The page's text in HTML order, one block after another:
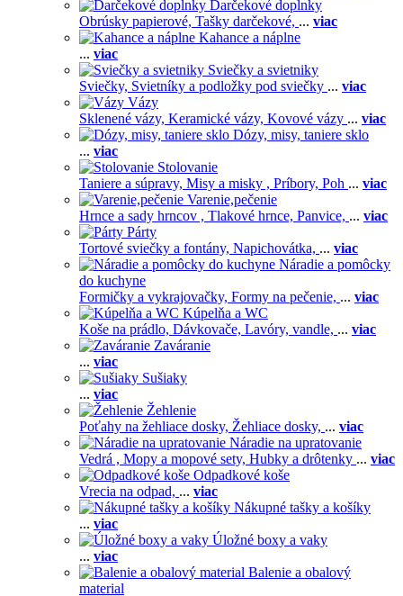
Darčekové doplnky
Obrúsky papierové, Tašky darčekové, ... viac
Kahance a náplne
... viac
Sviečky a svietniky
Sviečky, Svietníky a podložky pod sviečky ... viac
Vázy
Sklenené vázy, Keramické vázy, Kovové vázy ... viac
Dózy, misy, taniere sklo
... viac
Stolovanie
Taniere a súpravy, Misy a misky , Príbory, Poh ... viac
Varenie,pečenie
Hrnce a sady hrncov , Tlakové hrnce, Panvice, ... viac
Párty
Tortové sviečky a fontány, Napichovátka, ... viac
Náradie a pomôcky
do kuchyne
Formičky a vykrajovačky, Formy na pečenie, ... viac
Kúpelňa a WC
Koše na prádlo, Dávkovače, Lavóry, vandle, ... viac
Zaváranie
... viac
Sušiaky
... viac
Žehlenie
Poťahy na žehliace dosky, Žehliace dosky, ... viac
Náradie na upratovanie
Vedrá , Mopy a mopové sety, Hubky a drôtenky ... viac
Odpadkové koše
Vrecia na odpad, ... viac
Nákupné tašky a košíky
... viac
Úložné boxy a vaky
... viac
Balenie a obalový
material